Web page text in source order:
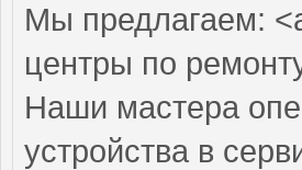
Мы предлагаем:
центры по
Наши мастера
устройства в